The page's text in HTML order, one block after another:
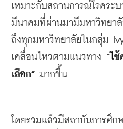
เหมาะกับสถานการณ์โรคระบ
มีนาคมที่ผ่านมามีมหาวิทยาลั
ถึงทุกมหาวิทยาลัยในกลุ่ม
เคลื่อนไหวตามแนวทาง “ ใ
เลือก” มากขึ้น
โดยรวมแล้วมีสถาบันการศึก